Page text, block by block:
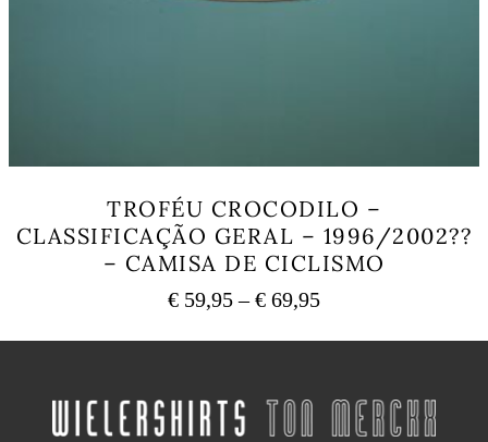
TROFÉU CROCODILO –
CLASSIFICAÇÃO GERAL – 1996/2002??
– CAMISA DE CICLISMO
€ 59,95 – € 69,95Price
€ 59,95
€ 69,95
variants.
The